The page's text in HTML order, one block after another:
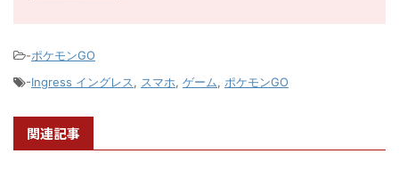
-ポケモンGO
-Ingress イングレス, スマホ, ゲーム, ポケモンGO
関連記事